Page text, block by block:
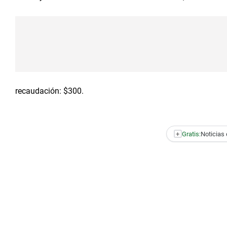
recaudación: $300.
+ Gratis:Noticias